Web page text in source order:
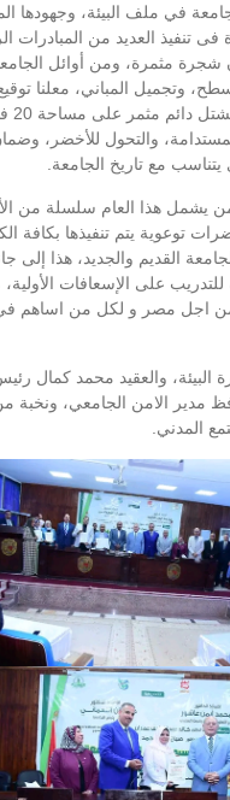
في ملف البيئة،
تنفيذ العديد من المبادرات
فى مبادرة اتحضر للاخضر وزراعة 100 مليون
وتجميل المباني، معلنا
المستدامة، والتحول
مع تاريخ الجامعة.
للتدريب على الإسعافات
من اجل مصر و لكل من اساهم في
والعقيد محمد كمال
الامن الجامعي، ونخبة من
المدني.